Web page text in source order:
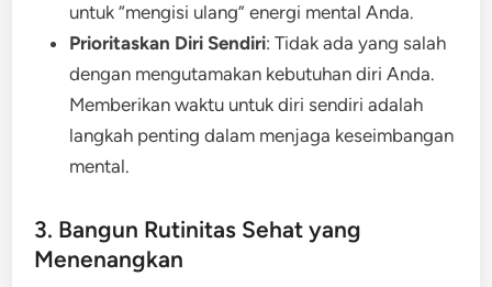
untuk “mengisi ulang” energi mental Anda.
Prioritaskan Diri Sendiri: Tidak ada yang salah
dengan mengutamakan kebutuhan diri Anda.
Memberikan waktu untuk diri sendiri adalah
langkah penting dalam menjaga keseimbangan
mental.
3. Bangun Rutinitas Sehat yang
Menenangkan